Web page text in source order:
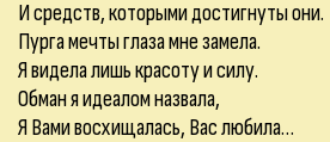
И средств, которыми достигнуты они.
Пурга мечты глаза мне замела.
Я видела лишь красоту и силу.
Обман я идеалом назвала,
Я Вами восхищалась, Вас любила…